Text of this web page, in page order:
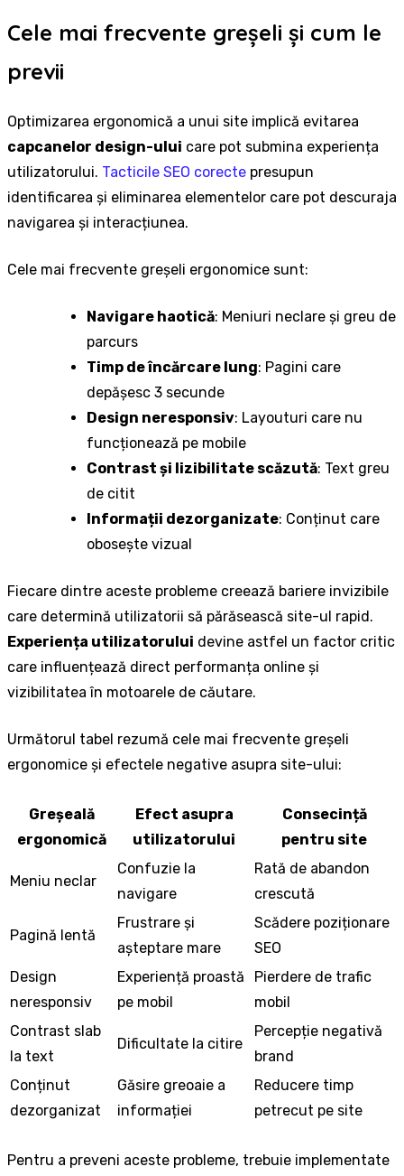
Cele mai frecvente greșeli și cum le
previi
Optimizarea ergonomică a unui site implică evitarea
capcanelor design-ului care pot submina experiența
utilizatorului. Tacticile SEO corecte presupun
identificarea și eliminarea elementelor care pot descuraja
navigarea și interacțiunea.
Cele mai frecvente greșeli ergonomice sunt:
Navigare haotică: Meniuri neclare și greu de
parcurs
Timp de încărcare lung: Pagini care
depășesc 3 secunde
Design neresponsiv: Layouturi care nu
funcționează pe mobile
Contrast și lizibilitate scăzută: Text greu
de citit
Informații dezorganizate: Conținut care
obosește vizual
Fiecare dintre aceste probleme creează bariere invizibile
care determină utilizatorii să părăsească site-ul rapid.
Experiența utilizatorului devine astfel un factor critic
care influențează direct performanța online și
vizibilitatea în motoarele de căutare.
Următorul tabel rezumă cele mai frecvente greșeli
ergonomice și efectele negative asupra site-ului:
Greșeală
ergonomică
Efect asupra
utilizatorului
Consecință
pentru site
Meniu neclar
Confuzie la
navigare
Rată de abandon
crescută
Pagină lentă
Frustrare și
așteptare mare
Scădere poziționare
SEO
Design
neresponsiv
Experiență proastă
pe mobil
Pierdere de trafic
mobil
Contrast slab
la text
Dificultate la citire
Percepție negativă
brand
Conținut
dezorganizat
Găsire greoaie a
informației
Reducere timp
petrecut pe site
Pentru a preveni aceste probleme, trebuie implementate